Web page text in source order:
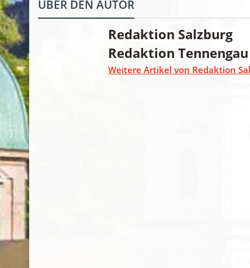
ÜBER DEN AUTOR
Redaktion Salzburg
Redaktion Tennengau
Weitere Artikel von Redaktion